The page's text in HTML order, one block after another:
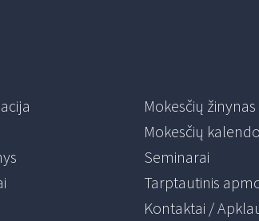
Mokesčių žinynas
Mokesčių
Seminarai
Tarptautinis
Kontaktai /